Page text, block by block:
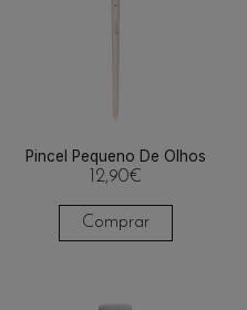
Pincel Pequeno De Olhos
12,90€
Comprar